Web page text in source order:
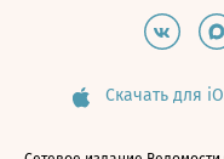
Скачать для